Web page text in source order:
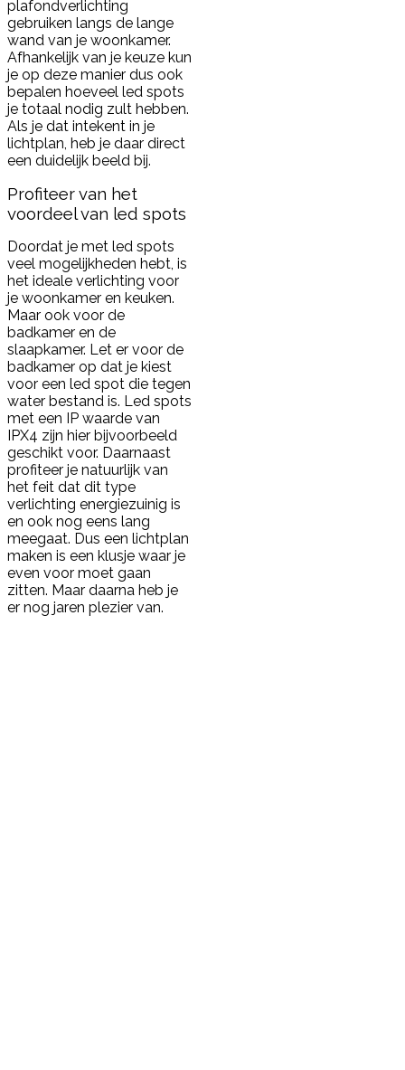
plafondverlichting
gebruiken langs de lange
wand van je woonkamer.
Afhankelijk van je keuze kun
je op deze manier dus ook
bepalen hoeveel led spots
je totaal nodig zult hebben.
Als je dat intekent in je
lichtplan, heb je daar direct
een duidelijk beeld bij.
Profiteer van het
voordeel van led spots
Doordat je met led spots
veel mogelijkheden hebt, is
het ideale verlichting voor
je woonkamer en keuken.
Maar ook voor de
badkamer en de
slaapkamer. Let er voor de
badkamer op dat je kiest
voor een led spot die tegen
water bestand is. Led spots
met een IP waarde van
IPX4 zijn hier bijvoorbeeld
geschikt voor. Daarnaast
profiteer je natuurlijk van
het feit dat dit type
verlichting energiezuinig is
en ook nog eens lang
meegaat. Dus een lichtplan
maken is een klusje waar je
even voor moet gaan
zitten. Maar daarna heb je
er nog jaren plezier van.